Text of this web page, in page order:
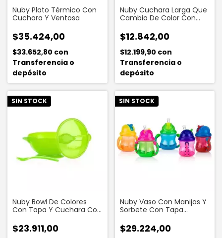
Nuby Plato Térmico Con
Cuchara Y Ventosa
$35.424,00
$33.652,80 con
Transferencia o
depósito
Nuby Cuchara Larga Que
Cambia De Color Con
$12.842,00
$12.199,90 con
Transferencia o
depósito
SIN STOCK
Nuby Bowl De Colores
Con Tapa Y Cuchara Con
$23.911,00
SIN STOCK
Nuby Vaso Con Manijas Y
Sorbete Con Tapa
$29.224,00